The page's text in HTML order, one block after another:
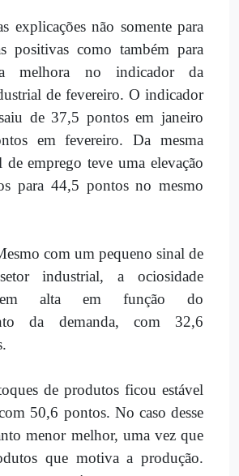
explicações não somente para
positivas como também para
melhora no indicador da
de fevereiro. O indicador
de 37,5 pontos em janeiro
em fevereiro. Da mesma
emprego teve uma elevação
para 44,5 pontos no mesmo
com um pequeno sinal de
industrial, a ociosidade
em alta em função do
da demanda, com 32,6
de produtos ficou estável
50,6 pontos. No caso desse
menor melhor, uma vez que
que motiva a produção.